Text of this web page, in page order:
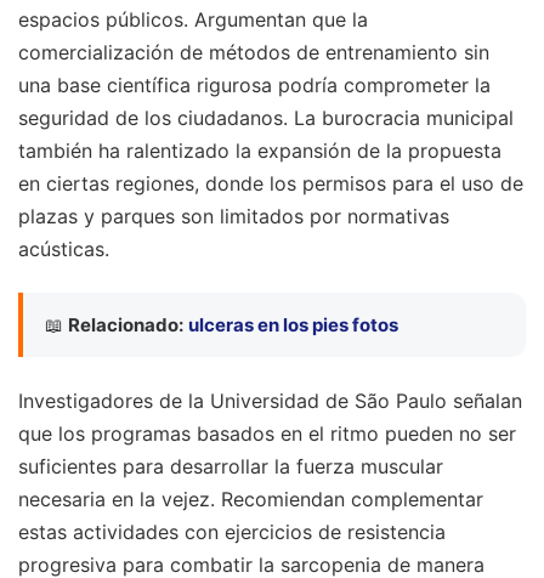
espacios públicos. Argumentan que la
comercialización de métodos de entrenamiento sin
una base científica rigurosa podría comprometer la
seguridad de los ciudadanos. La burocracia municipal
también ha ralentizado la expansión de la propuesta
en ciertas regiones, donde los permisos para el uso de
plazas y parques son limitados por normativas
acústicas.
📖 Relacionado: ulceras en los pies fotos
Investigadores de la Universidad de São Paulo señalan
que los programas basados en el ritmo pueden no ser
suficientes para desarrollar la fuerza muscular
necesaria en la vejez. Recomiendan complementar
estas actividades con ejercicios de resistencia
progresiva para combatir la sarcopenia de manera